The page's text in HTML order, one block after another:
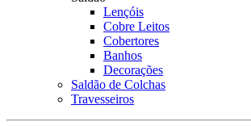
Lençóis
Cobre Leitos
Cobertores
Banhos
Decorações
Saldão de Colchas
Travesseiros